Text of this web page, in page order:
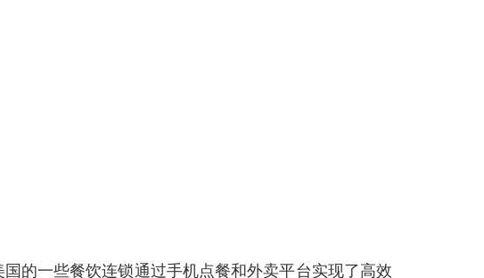
的一些餐饮连锁通过手机点餐和外卖平台实现了高效